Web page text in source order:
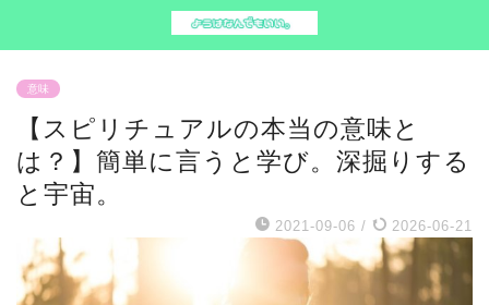
意味
【スピリチュアルの本当の意味と
は？】簡単に言うと学び。深掘りする
と宇宙。
2021-09-06 / 2026-06-21